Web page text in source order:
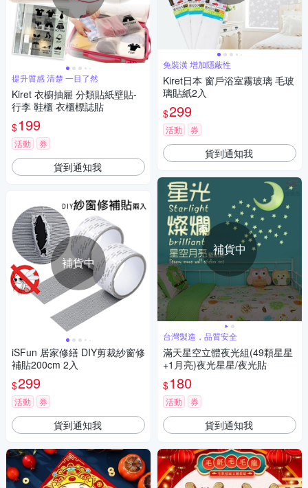
提升質感 清楚 一目了然
Kiret 衣櫥抽屜 分類貼紙壁貼-
行李 鞋櫃 衣櫃標誌貼
$199
活動 券
貨到通知我
補貨中
iSFun 居家修繕 DIY剪裁紗窗修
補貼200cm 2入
$299
活動 券
貨到通知我
免裝潢 增加隱蔽性
Kiret日本 窗戶浴室霧玻璃 毛玻
璃貼紙2入
$299
活動 券
貨到通知我
補貨中
台灣製造，品質安全
滿天星空立體夜光組(49顆星星
+1月亮)夜光星星/夜光貼
$180
活動 券
貨到通知我